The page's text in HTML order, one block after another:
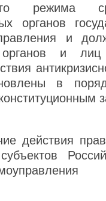
режима
органов
и
органов и
в
действия